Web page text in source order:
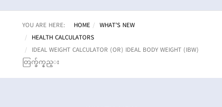
YOU ARE HERE: HOME
WHAT'S NEW
HEALTH CALCULATORS
IDEAL WEIGHT CALCULATOR (OR) IDEAL BODY WEIGHT (IBW)
တြက္ခ်က္နည္း